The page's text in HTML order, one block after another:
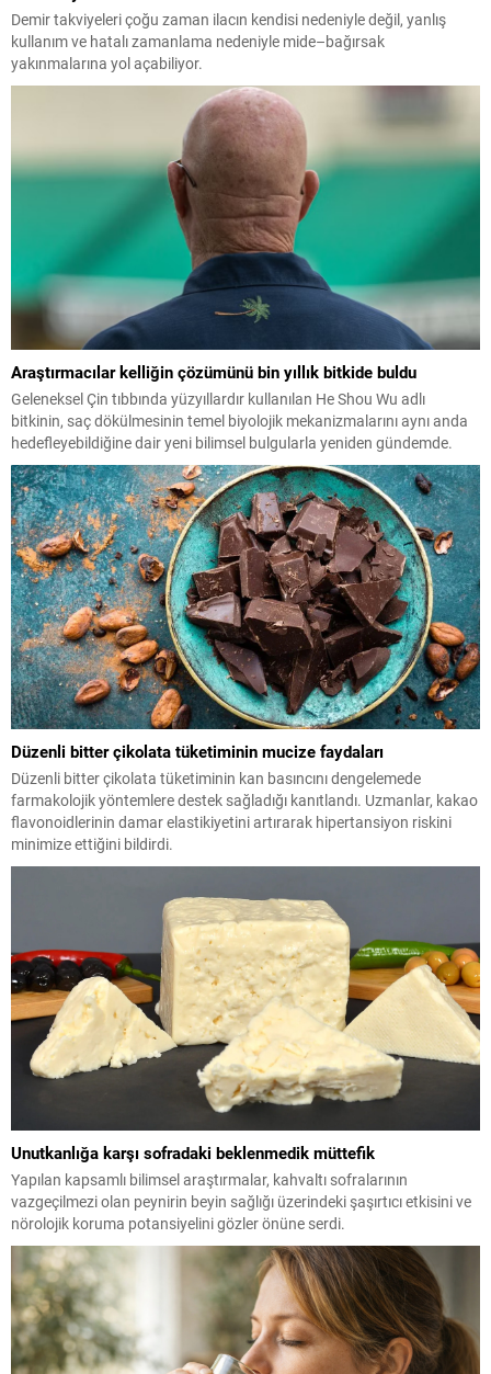
Demir takviyeleri çoğu zaman ilacın kendisi nedeniyle değil, yanlış
kullanım ve hatalı zamanlama nedeniyle mide–bağırsak
yakınmalarına yol açabiliyor.
Araştırmacılar kelliğin çözümünü bin yıllık bitkide buldu
Geleneksel Çin tıbbında yüzyıllardır kullanılan He Shou Wu adlı
bitkinin, saç dökülmesinin temel biyolojik mekanizmalarını aynı anda
hedefleyebildiğine dair yeni bilimsel bulgularla yeniden gündemde.
Düzenli bitter çikolata tüketiminin mucize faydaları
Düzenli bitter çikolata tüketiminin kan basıncını dengelemede
farmakolojik yöntemlere destek sağladığı kanıtlandı. Uzmanlar, kakao
flavonoidlerinin damar elastikiyetini artırarak hipertansiyon riskini
minimize ettiğini bildirdi.
Unutkanlığa karşı sofradaki beklenmedik müttefik
Yapılan kapsamlı bilimsel araştırmalar, kahvaltı sofralarının
vazgeçilmezi olan peynirin beyin sağlığı üzerindeki şaşırtıcı etkisini ve
nörolojik koruma potansiyelini gözler önüne serdi.